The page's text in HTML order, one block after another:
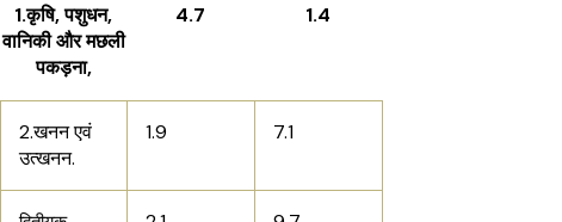
1.कृषि, पशुधन,
वानिकी और मछली
पकड़ना,
4.7 1.4
2.खनन एवं
उत्खनन.
1.9 7.1